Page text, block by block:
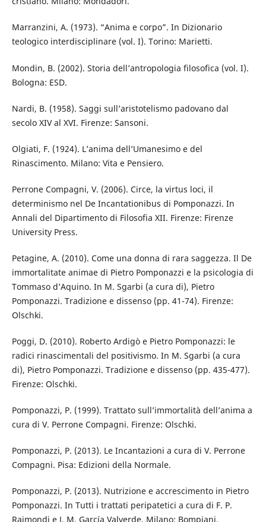
Marranzini, A. (1973). “Anima e corpo”. In Dizionario
teologico interdisciplinare (vol. I). Torino: Marietti.
Mondin, B. (2002). Storia dell’antropologia filosofica (vol. I).
Bologna: ESD.
Nardi, B. (1958). Saggi sull’aristotelismo padovano dal
secolo XIV al XVI. Firenze: Sansoni.
Olgiati, F. (1924). L’anima dell’Umanesimo e del
Rinascimento. Milano: Vita e Pensiero.
Perrone Compagni, V. (2006). Circe, la virtus loci, il
determinismo nel De Incantationibus di Pomponazzi. In
Annali del Dipartimento di Filosofia XII. Firenze: Firenze
University Press.
Petagine, A. (2010). Come una donna di rara saggezza. Il De
immortalitate animae di Pietro Pomponazzi e la psicologia di
Tommaso d’Aquino. In M. Sgarbi (a cura di), Pietro
Pomponazzi. Tradizione e dissenso (pp. 41-74). Firenze:
Olschki.
Poggi, D. (2010). Roberto Ardigò e Pietro Pomponazzi: le
radici rinascimentali del positivismo. In M. Sgarbi (a cura
di), Pietro Pomponazzi. Tradizione e dissenso (pp. 435-477).
Firenze: Olschki.
Pomponazzi, P. (1999). Trattato sull’immortalità dell’anima a
cura di V. Perrone Compagni. Firenze: Olschki.
Pomponazzi, P. (2013). Le Incantazioni a cura di V. Perrone
Compagni. Pisa: Edizioni della Normale.
Pomponazzi, P. (2013). Nutrizione e accrescimento in Pietro
Pomponazzi. In Tutti i trattati peripatetici a cura di F. P.
Raimondi e J. M. García Valverde. Milano: Bompiani.